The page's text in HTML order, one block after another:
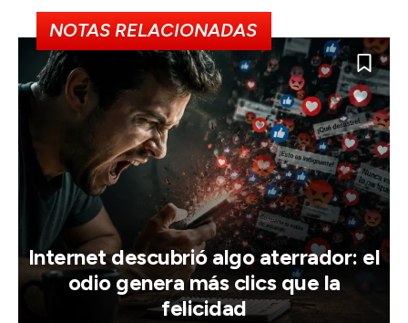
NOTAS RELACIONADAS
Internet descubrió algo aterrador: el
odio genera más clics que la
felicidad